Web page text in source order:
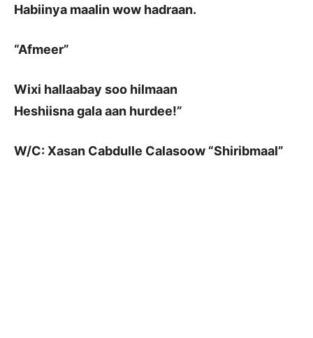
Habiinya maalin wow hadraan.
“Afmeer”
Wixi hallaabay soo hilmaan
Heshiisna gala aan hurdee!”
W/C: Xasan Cabdulle Calasoow “Shiribmaal”